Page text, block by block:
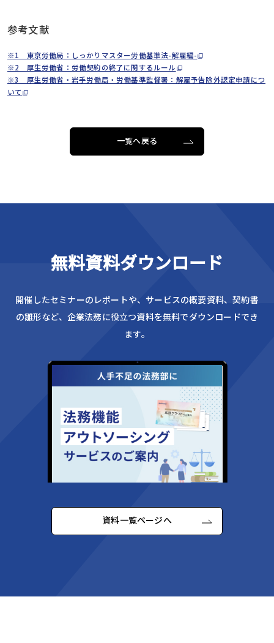
参考文献
※1 東京労働局：しっかりマスター労働基準法-解雇編-
※2 厚生労働省：労働契約の終了に関するルール
※3 厚生労働省・岩手労働局・労働基準監督署：解雇予告除外認定申請につ
いて
一覧へ戻る
無料資料ダウンロード
開催したセミナーのレポートや、サービスの概要資料、契約書
の雛形など、企業法務に役立つ資料を無料でダウンロードでき
ます。
資料一覧ページへ